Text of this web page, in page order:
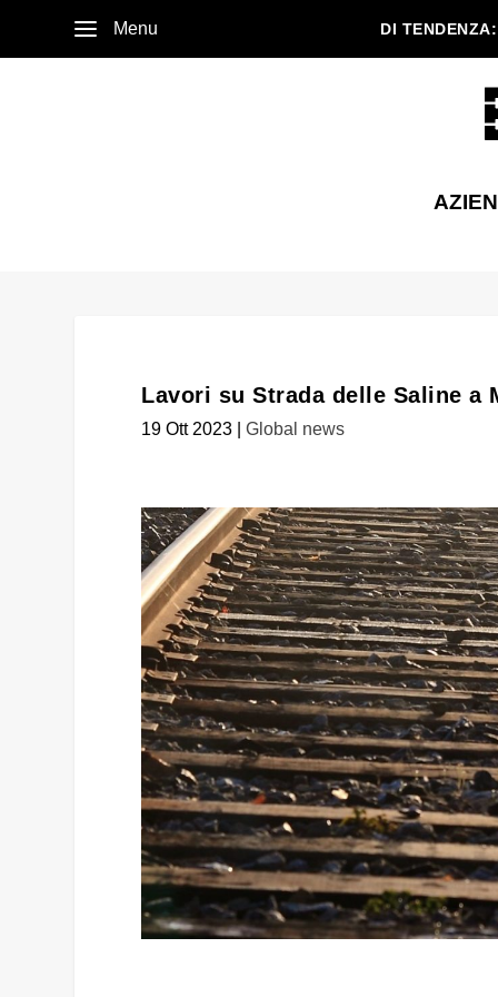
Menu DI TENDENZA:
Lavori su Strada delle Saline a
19 Ott 2023 |Global news